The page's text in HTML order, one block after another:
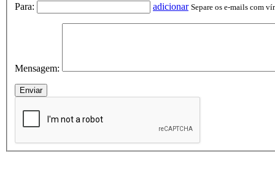
Para: adicionar Separe os e-mails com
Mensagem: